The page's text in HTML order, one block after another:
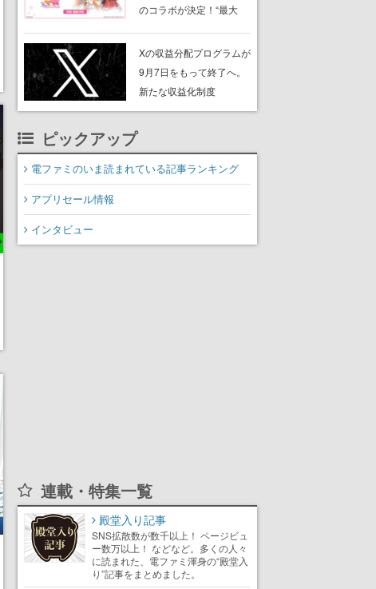
のコラボが決定！“最大
ンペーンなども発表
Xの収益分配プログラムが
9月7日をもって終了へ。
新たな収益化制度
「Original Content
ピックアップ
電ファミのいま読まれている記事ランキング
アプリセール情報
インタビュー
連載・特集一覧
殿堂入り記事
SNS拡散数が数千以上！ ページビュ
ー数万以上！ などなど。多くの人々
に読まれた、電ファミ渾身の“殿堂入
り”記事をまとめました。